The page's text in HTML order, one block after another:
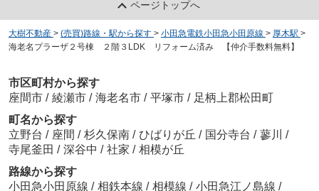
ページトップへ
大樹不動産 > (売買)路線・駅から探す > 小田急電鉄小田急小田原線 > 厚木駅 >
海老名プラーザ２号棟 ２階３LDK リフォーム済み 【仲介手数料無料】
市区町村から探す
座間市 / 綾瀬市 / 海老名市 / 平塚市 / 足柄上郡松田町
町名から探す
立野台 / 座間 / 杉久保南 / ひばりが丘 / 国分寺台 / 蓼川 /
寺尾釜田 / 深谷中 / 社家 / 相模が丘
路線から探す
小田急小田原線 / 相鉄本線 / 相模線 / 小田急江ノ島線 /